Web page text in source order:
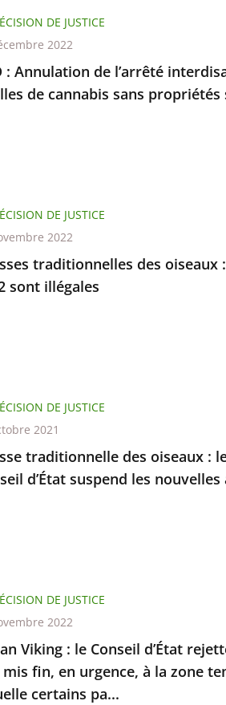
: Annulation de l’arrêté
de cannabis sans
DE JUSTICE
2022
traditionnelles des oiseaux
sont illégales
DE JUSTICE
2022
traditionnelle des oiseaux :
d’État suspend les
DE JUSTICE
2021
Viking : le Conseil d’État
fin, en urgence, à la zone
certains pa...
DE JUSTICE
2022